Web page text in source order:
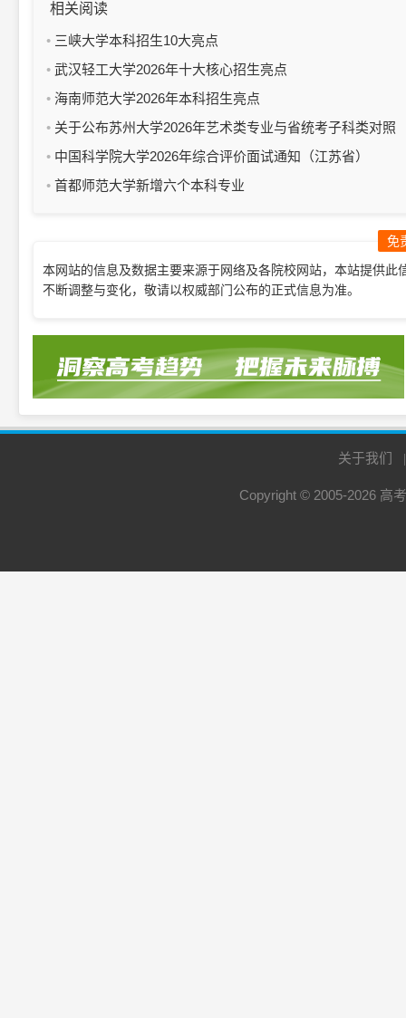
相关阅读
三峡大学本科招生10大亮点
武汉轻工大学2026年十大核心招生亮点
海南师范大学2026年本科招生亮点
关于公布苏州大学2026年艺术类专业与省统考子科类对照
关系的通知
中国科学院大学2026年综合评价面试通知（江苏省）
首都师范大学新增六个本科专业
免
本网站的信息及数据主要来源于网络及各院校网站，本站提供
不断调整与变化，敬请以权威部门公布的正式信息为准。
关于我们
Copyright © 2005-2026 高